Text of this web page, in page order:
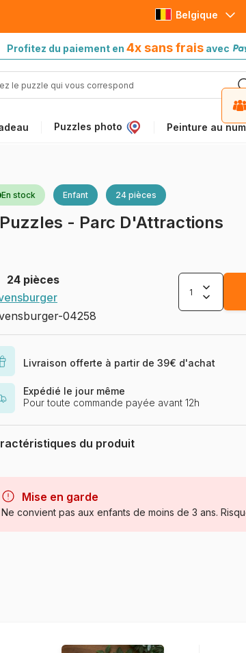
Belgique
du paiement en 4x sans frais avec
Puzzles photo Peinture au
En stock Enfant 24 pièces
- Parc D'Attractions
24 pièces
04258
Livraison offerte à partir de 39€ d'achat
Expédié le jour même
Pour toute commande payée avant 12h
du produit
Puzzles -
Mise en garde
Ne convient pas aux enfants de moins de 3 ans.